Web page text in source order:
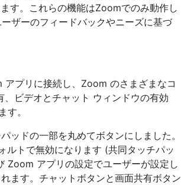
す。これらの機能はZoomでのみ動作し
ザーのフィードバックやニーズに基づ
プリに接続し、Zoom のさまざまなコ
ビデオとチャット ウィンドウの有効
。
ッドの一部を丸めてボタンにしました。
ルトで無効になります (共同タッチパッ
Zoom アプリの設定でユーザーが設定し
ます。チャットボタンと画面共有ボタン